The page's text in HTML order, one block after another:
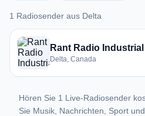
1 Radiosender aus Delta
1 Radiosender aus Delta
Rant Radio Industrial
Delta, Canada
Hören Sie 1 Live-Radiosender
Sie Musik, Nachrichten, Sport